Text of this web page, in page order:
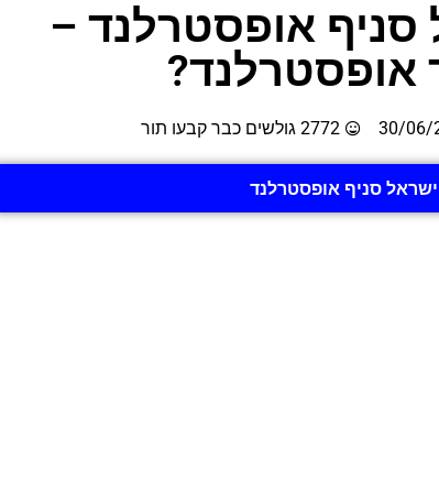
סניף אופסטרלנד –
אופסטרלנד?
30/06/ 2772 גולשים כבר קבעו תור
ישראל סניף אופסטרלנד